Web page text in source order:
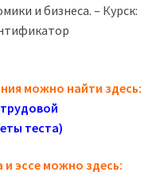
2,5 года
и бизнеса. – Курск:
можно найти здесь:
теста)
эссе можно здесь: